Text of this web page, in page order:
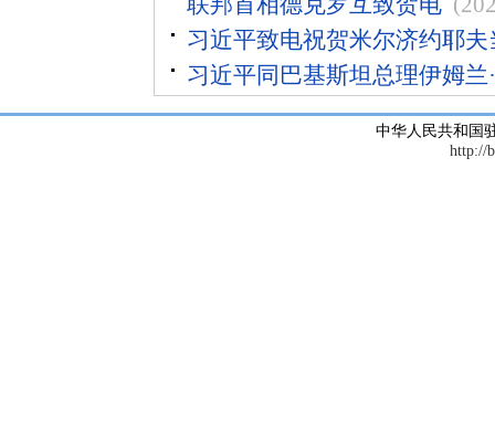
习近平致电祝贺米尔济约耶
习近平同巴基斯坦总理伊姆兰
中华人民共和国
http://